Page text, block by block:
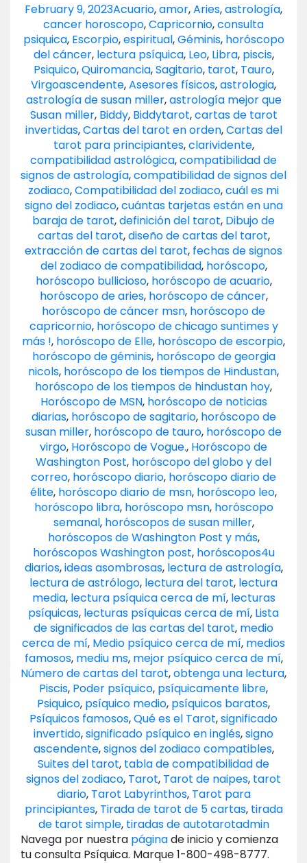
February 9, 2023Acuario,amor,Aries,astrología,
cancer horoscopo,Capricornio,consulta
psiquica, Escorpio,espiritual,Géminis, horóscopo
del cáncer, lectura psíquica, Leo, Libra, piscis,
Psiquico,Quiromancia,Sagitario, tarot, Tauro,
Virgoascendente,Asesores físicos,astrologia,
astrología de susan miller,astrología mejor que
Susan miller, Biddy, Biddytarot,cartas de tarot
invertidas,Cartas del tarot en orden,Cartas del
tarot para principiantes,clarividente,
compatibilidad astrológica,compatibilidad de
signos de astrología,compatibilidad de signos del
zodiaco,Compatibilidad del zodiaco,cuál es mi
signo del zodiaco,cuántas tarjetas están en una
baraja de tarot,definición del tarot, Dibujo de
cartas del tarot,diseño de cartas del tarot,
extracción de cartas del tarot, fechas de signos
del zodiaco de compatibilidad, horóscopo,
horóscopo bullicioso, horóscopo de acuario,
horóscopo de aries, horóscopo de cáncer,
horóscopo de cáncer msn, horóscopo de
capricornio, horóscopo de chicago suntimes y
más !, horóscopo de Elle, horóscopo de escorpio,
horóscopo de géminis, horóscopo de georgia
nicols, horóscopo de los tiempos de Hindustan,
horóscopo de los tiempos de hindustan hoy,
Horóscopo de MSN, horóscopo de noticias
diarias, horóscopo de sagitario, horóscopo de
susan miller, horóscopo de tauro, horóscopo de
virgo, Horóscopo de Vogue., Horóscopo de
Washington Post, horóscopo del globo y del
correo, horóscopo diario, horóscopo diario de
élite, horóscopo diario de msn, horóscopo leo,
horóscopo libra, horóscopo msn, horóscopo
semanal, horóscopos de susan miller,
horóscopos de Washington Post y más,
horóscopos Washington post, horóscopos4u
diarios,ideas asombrosas, lectura de astrología,
lectura de astrólogo, lectura del tarot, lectura
media, lectura psíquica cerca de mí, lecturas
psíquicas, lecturas psíquicas cerca de mí, Lista
de significados de las cartas del tarot, medio
cerca de mí, Medio psíquico cerca de mí, medios
famosos, mediu ms, mejor psíquico cerca de mí,
Número de cartas del tarot,obtenga una lectura,
Piscis, Poder psíquico, psíquicamente libre,
Psiquico, psíquico medio, psíquicos baratos,
Psíquicos famosos,Qué es el Tarot,significado
invertido,significado psíquico en inglés,signo
ascendente,signos del zodiaco compatibles,
Suites del tarot, tabla de compatibilidad de
signos del zodiaco, Tarot, Tarot de naipes, tarot
diario, Tarot Labyrinthos, Tarot para
principiantes, Tirada de tarot de 5 cartas, tirada
de tarot simple, tiradas de autotarotadmin
Navega por nuestra páginade inicio y comienza
tu consulta Psíquica. Marque 1-800-498-8777.